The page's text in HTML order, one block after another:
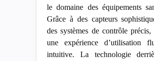
le domaine des équipements
Grâce à des capteurs
des systèmes de contrôle
une expérience d’utilisation
intuitive. La technologie